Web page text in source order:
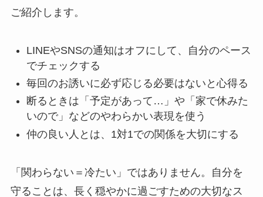
ご紹介します。
LINEやSNSの通知はオフにして、自分のペース
でチェックする
毎回のお誘いに必ず応じる必要はないと心得る
断るときは「予定があって…」や「家で休みた
いので」などのやわらかい表現を使う
仲の良い人とは、1対1での関係を大切にする
「関わらない＝冷たい」ではありません。自分を
守ることは、長く穏やかに過ごすための大切なス